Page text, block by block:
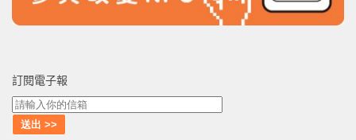
訂閱電子報